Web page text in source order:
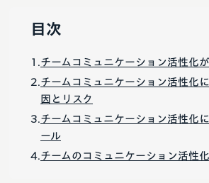
目次
チームコミュニケーション活性化
チームコミュニケーション活性化
因とリスク
チームコミュニケーション活性化
ール
チームのコミュニケーション活性